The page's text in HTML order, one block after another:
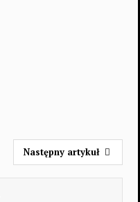
Następny artykuł